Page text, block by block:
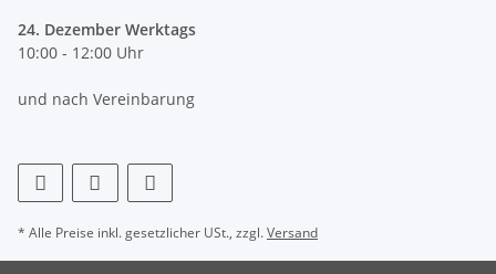
24. Dezember Werktags
10:00 - 12:00 Uhr
und nach Vereinbarung
* Alle Preise inkl. gesetzlicher USt., zzgl.Versand